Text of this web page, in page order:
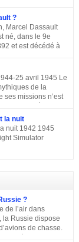
encore son nom,
Retour sur le
la première guerre
guerre
avec son
?
Marcel Dassault
né, dans le 9e
et est décédé à
de talent, il a
Enfance et
et de Noémie
à son jeune âge,
et le troisième,
[…]
25 avril 1945 Le
de la
ses missions n’est
peut évoquer
: patrouille
: le nom.
littéralement »
un peu vague.
sous cette
la nuit
nuit 1942 1945
Simulator
?
de l’air dans
la Russie dispose
de chasse.